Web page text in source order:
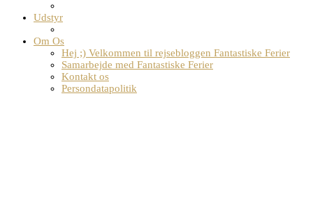
Udstyr
Om Os
Hej ;) Velkommen til rejsebloggen Fantastiske Ferier
Samarbejde med Fantastiske Ferier
Kontakt os
Persondatapolitik